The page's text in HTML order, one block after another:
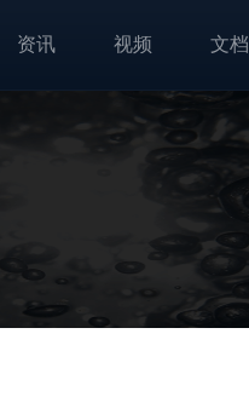
资讯 视频 文档